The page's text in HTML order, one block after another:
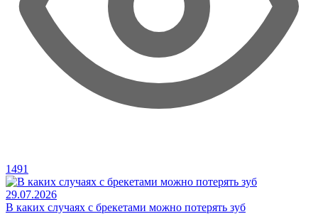
1491
29.07.2026
В каких случаях с брекетами можно потерять зуб